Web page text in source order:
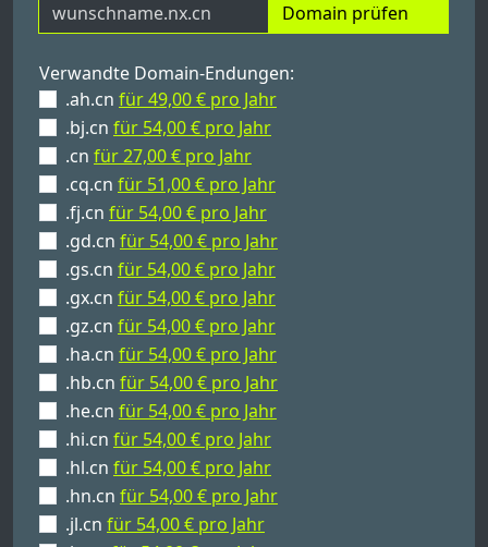
Domain prüfen
Verwandte Domain-Endungen:
.ah.cn für 49,00 € pro Jahr
.bj.cn für 54,00 € pro Jahr
.cn für 27,00 € pro Jahr
.cq.cn für 51,00 € pro Jahr
.fj.cn für 54,00 € pro Jahr
.gd.cn für 54,00 € pro Jahr
.gs.cn für 54,00 € pro Jahr
.gx.cn für 54,00 € pro Jahr
.gz.cn für 54,00 € pro Jahr
.ha.cn für 54,00 € pro Jahr
.hb.cn für 54,00 € pro Jahr
.he.cn für 54,00 € pro Jahr
.hi.cn für 54,00 € pro Jahr
.hl.cn für 54,00 € pro Jahr
.hn.cn für 54,00 € pro Jahr
.jl.cn für 54,00 € pro Jahr